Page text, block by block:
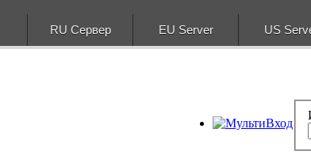
RU Сервер EU Server US